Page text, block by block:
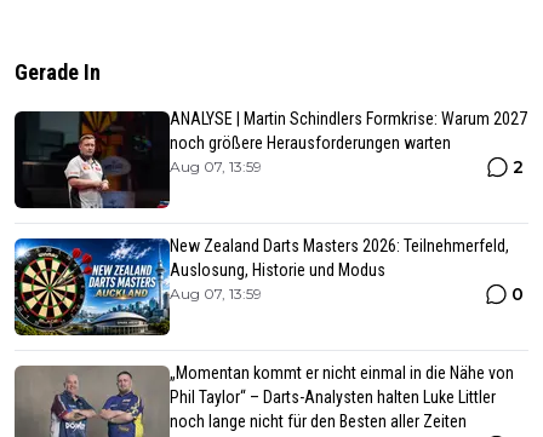
Gerade In
ANALYSE | Martin Schindlers Formkrise: Warum 2027
noch größere Herausforderungen warten
Aug 07, 13:59 2
New Zealand Darts Masters 2026: Teilnehmerfeld,
Auslosung, Historie und Modus
Aug 07, 13:59 0
„Momentan kommt er nicht einmal in die Nähe von
Phil Taylor“ – Darts-Analysten halten Luke Littler
noch lange nicht für den Besten aller Zeiten